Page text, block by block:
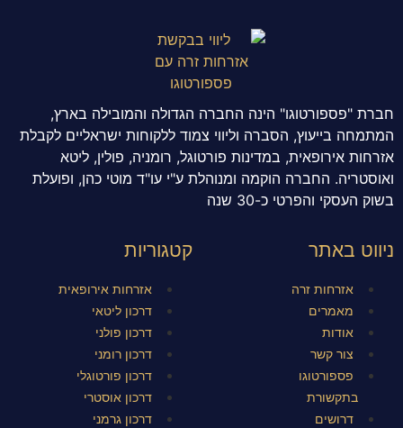
חברת "פספורטוגו" הינה החברה הגדולה והמובילה בארץ,
המתמחה בייעוץ, הסברה וליווי צמוד ללקוחות ישראליים לקבלת
אזרחות אירופאית, במדינות פורטוגל, רומניה, פולין, ליטא
ואוסטריה. החברה הוקמה ומנוהלת ע"י עו"ד מוטי כהן, ופועלת
בשוק העסקי והפרטי כ-30 שנה
ניווט באתר
אזרחות זרה
מאמרים
אודות
צור קשר
פספורטוגו
בתקשורת
דרושים
קטגוריות
אזרחות אירופאית
דרכון ליטאי
דרכון פולני
דרכון רומני
דרכון פורטוגלי
דרכון אוסטרי
דרכון גרמני